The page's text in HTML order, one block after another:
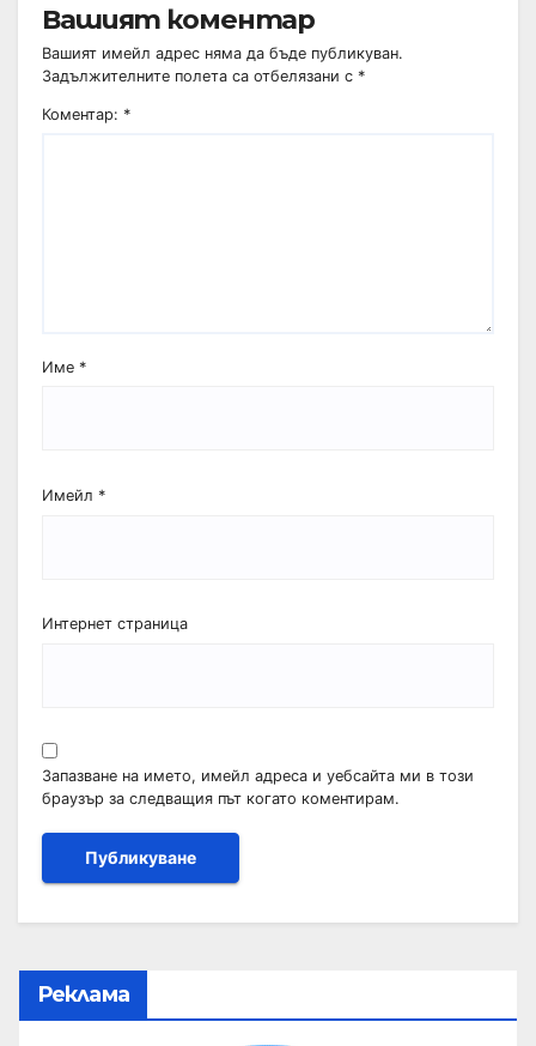
Вашият коментар
Вашият имейл адрес няма да бъде публикуван.
Задължителните полета са отбелязани с *
Коментар: *
Име *
Имейл *
Интернет страница
Запазване на името, имейл адреса и уебсайта ми в този
браузър за следващия път когато коментирам.
Реклама